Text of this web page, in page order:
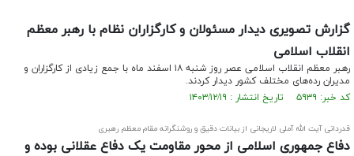
گزارش تصویری دیدار مسئولان و کارگزاران نظام با رهبر معظم
انقلاب اسلامی
رهبر معظم انقلاب اسلامی عصر روز شنبه ۱۸ اسفند ماه با جمع زیادی از کارگزاران و
مدیران رده‌های مختلف کشور دیدار کردند.
کد خبر: ۵۹۳۹ تاریخ انتشار : ۱۴۰۳/۱۲/۱۹
قدردانی آیت الله آملی لاریجانی از بیانات دقیق و روشنگرانه مقام معظم رهبری
دفاع جمهوری اسلامی از محور مقاومت یک دفاع عقلانی بوده و